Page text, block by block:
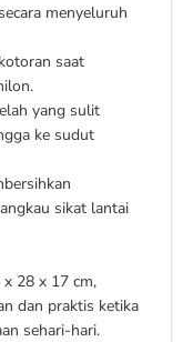
menyeluruh
saat
yang sulit
ke sudut
sikat lantai
28 x 17 cm,
dan praktis ketika
sehari-hari.